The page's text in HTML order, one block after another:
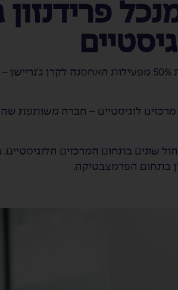
פרידנזון
חברת פרידנזון ג׳נריישן מרכזים לוגיסטיים הוקמה לאחר עסקה למכירת 50%
ג׳נריישן מרכזים לוגיסטיים – חברה
מילא תפקידי ניהול שונים בתחום המרכזים
בתחום הפרמצבטיקה.